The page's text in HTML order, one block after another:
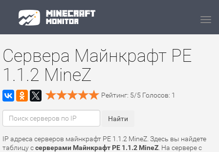
Сервера Майнкрафт PE
1.1.2 MineZ
Рейтинг: 5/5 Голосов: 1
IP адреса серверов майнкрафт PE 1.1.2 MineZ. Здесь вы найдете
таблицу ссерверами Майнкрафт PE 1.1.2 MineZ . На сервере с